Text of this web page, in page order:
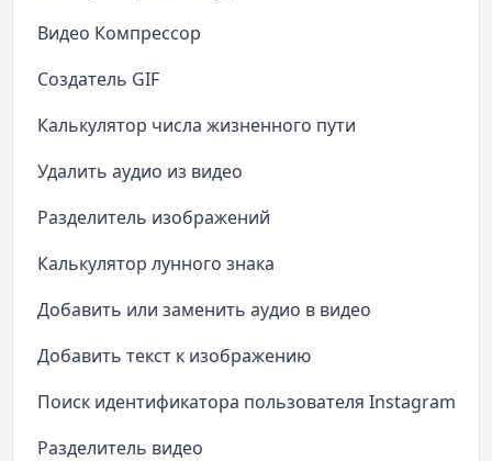
Видео Компрессор
Создатель GIF
Калькулятор числа жизненного пути
Удалить аудио из видео
Разделитель изображений
Калькулятор лунного знака
Добавить или заменить аудио в видео
Добавить текст к изображению
Поиск идентификатора пользователя Instagram
Разделитель видео